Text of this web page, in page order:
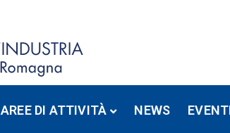
AREE DI ATTIVITÀ NEWS